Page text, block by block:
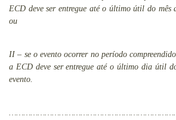
ECD deve ser entregue até o último útil do mês
ou
II – se o evento ocorrer no período
a ECD deve ser entregue até o último dia útil
evento.